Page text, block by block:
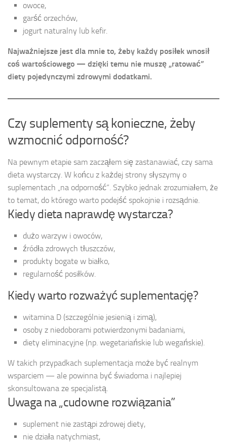
owoce,
garść orzechów,
jogurt naturalny lub kefir.
Najważniejsze jest dla mnie to, żeby każdy posiłek wnosił
coś wartościowego — dzięki temu nie muszę „ratować”
diety pojedynczymi zdrowymi dodatkami.
Czy suplementy są konieczne, żeby
wzmocnić odporność?
Na pewnym etapie sam zacząłem się zastanawiać, czy sama
dieta wystarczy. W końcu z każdej strony słyszymy o
suplementach „na odporność”. Szybko jednak zrozumiałem, że
to temat, do którego warto podejść spokojnie i rozsądnie.
Kiedy dieta naprawdę wystarcza?
dużo warzyw i owoców,
źródła zdrowych tłuszczów,
produkty bogate w białko,
regularność posiłków.
Kiedy warto rozważyć suplementację?
witamina D (szczególnie jesienią i zimą),
osoby z niedoborami potwierdzonymi badaniami,
diety eliminacyjne (np. wegetariańskie lub wegańskie).
W takich przypadkach suplementacja może być realnym
wsparciem — ale powinna być świadoma i najlepiej
skonsultowana ze specjalistą.
Uwaga na „cudowne rozwiązania”
suplement nie zastąpi zdrowej diety,
nie działa natychmiast,